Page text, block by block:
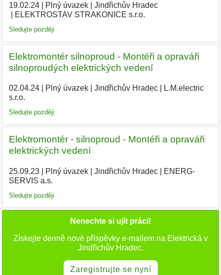
19.02.24| Plný úvazek| Jindřichův Hradec|
ELEKTROSTAV STRAKONICE s.r.o.
Sledujte později
Elektromontér silnoproud - Montéři a opraváři
silnoproudých elektrických vedení
02.04.24| Plný úvazek| Jindřichův Hradec|
L.M.electric
s.r.o.
Sledujte později
Elektromontér - silnoproud - Montéři a opraváři
elektrických vedení
25.09.23| Plný úvazek| Jindřichův Hradec|
ENERG-
SERVIS a.s.
Sledujte později
Nenechte si ujít práci!
Získejte denně nové příspěvky e-mailem na Elektrická v
Jindřichův Hradec.
Zaregistrujte se nyní